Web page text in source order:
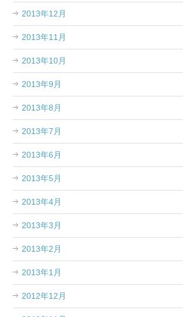
2013年12月
2013年11月
2013年10月
2013年9月
2013年8月
2013年7月
2013年6月
2013年5月
2013年4月
2013年3月
2013年2月
2013年1月
2012年12月